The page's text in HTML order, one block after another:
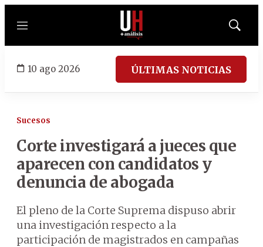
Menú
Mostrar
10 ago 2026 ÚLTIMAS NOTICIAS
Sucesos
Corte investigará a jueces que
aparecen con candidatos y
denuncia de abogada
El pleno de la Corte Suprema dispuso abrir
una investigación respecto a la
participación de magistrados en campañas